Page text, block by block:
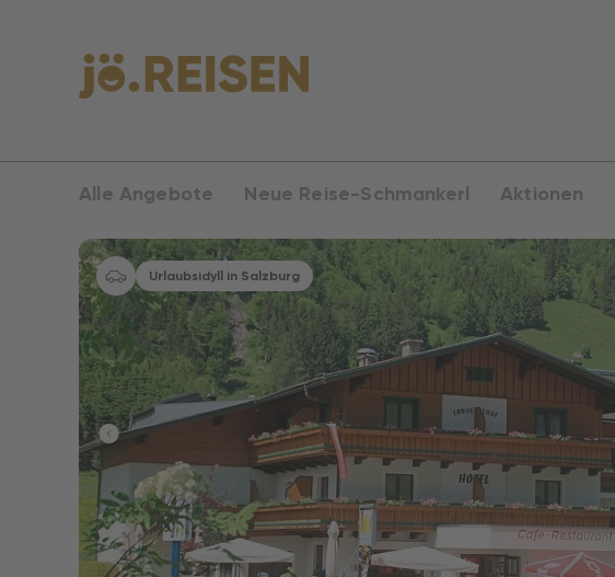
Alle Angebote Neue Reise-Schmankerl Aktionen
Urlaubsidyll in Salzburg